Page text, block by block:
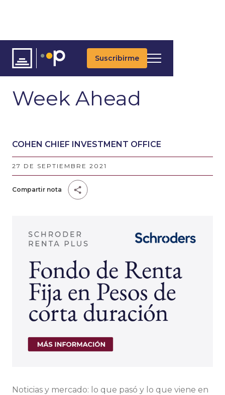
Suscribirme
ARTÍCULOS
Week Ahead
COHEN CHIEF INVESTMENT OFFICE
27 DE SEPTIEMBRE 2021
Compartir nota
Noticias y mercado: lo que pasó y lo que viene en